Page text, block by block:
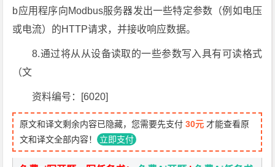
b应用程序向Modbus服务器发出一些特定参数（例如电压
或电流）的HTTP请求，并接收响应数据。
8.通过将从从设备读取的一些参数写入具有可读格式
（文
资料编号：[6020]
原文和译文剩余内容已隐藏，您需要先支付30元 才能查看原
文和译文全部内容！ 立即支付